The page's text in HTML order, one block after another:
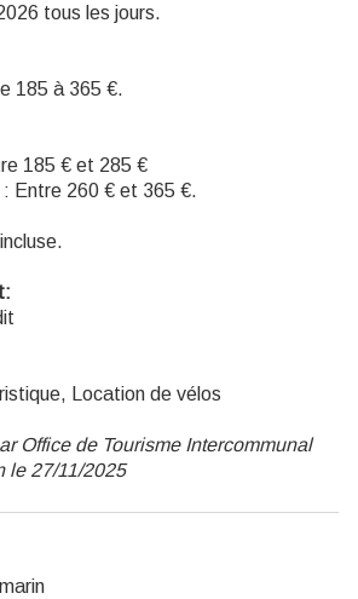
tous les jours.
185 à 365 €.
185 € et 285 €
: Entre 260 € et 365 €.
Location de vélos
Office de Tourisme Intercommunal
le 27/11/2025